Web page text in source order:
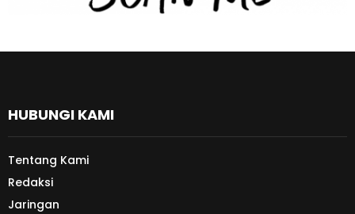
HUBUNGI KAMI
Tentang Kami
Redaksi
Jaringan